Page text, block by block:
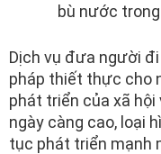
bù nước
Dịch vụ đưa người
pháp thiết thực cho
phát triển của xã
ngày càng cao, loại
tục phát triển mạnh